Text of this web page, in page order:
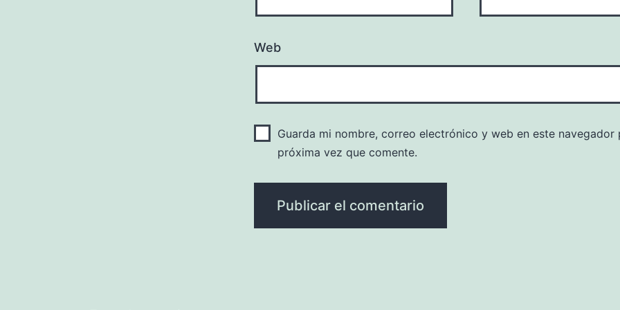
Web
Guarda mi nombre, correo electrónico y web en este navegador
próxima vez que comente.